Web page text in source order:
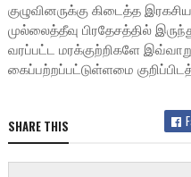
குழுவினருக்கு கிடைத்த
முல்லைத்தீவு பிரதேசத்தில்
வரப்பட்ட மரக்குற்றிகளே
கைப்பற்றப்பட்டுள்ளமை
SHARE THIS